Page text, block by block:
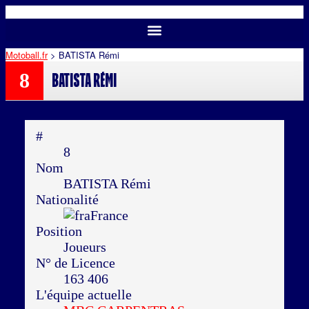
Motoball.fr> BATISTA Rémi
8 BATISTA Rémi
#
8
Nom
BATISTA Rémi
Nationalité
France
Position
Joueurs
N° de Licence
163 406
L'équipe actuelle